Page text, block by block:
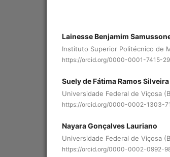
Lainesse Benjamim
Instituto Superior Politécnico de
https://orcid.org/0000-0001-7415-
Suely de Fátima Ramos Silveira
Universidade Federal de Viçosa
https://orcid.org/0000-0002-1303-
Nayara Gonçalves Lauriano
Universidade Federal de Viçosa
https://orcid.org/0000-0002-0992-